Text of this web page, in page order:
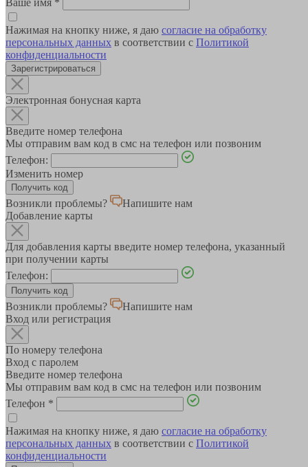
Ваше имя *
Нажимая на кнопку ниже, я даю согласие на обработку
персональных данных в соответствии с Политикой
конфиденциальности
Зарегистрироваться
Электронная бонусная карта
Введите номер телефона
Мы отправим вам код в смс на телефон или позвоним
Телефон:
Изменить номер
Возникли проблемы?
Напишите нам
Добавление карты
Для добавления карты введите номер телефона, указанный
при получении карты
Телефон:
Возникли проблемы?
Напишите нам
Вход или регистрация
По номеру телефона
Вход с паролем
Введите номер телефона
Мы отправим вам код в смс на телефон или позвоним
Телефон *
Нажимая на кнопку ниже, я даю согласие на обработку
персональных данных в соответствии с Политикой
конфиденциальности